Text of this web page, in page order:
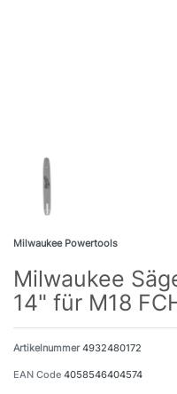
Milwaukee Powertools
Milwaukee
14" für M18
Artikelnummer4932480172
EAN Code 4058546404574